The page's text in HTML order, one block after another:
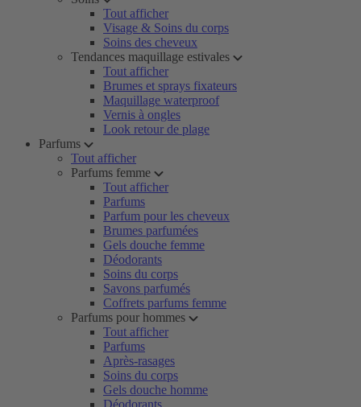
Tout afficher
Visage & Soins du corps
Soins des cheveux
Tendances maquillage estivales
Tout afficher
Brumes et sprays fixateurs
Maquillage waterproof
Vernis à ongles
Look retour de plage
Parfums
Tout afficher
Parfums femme
Tout afficher
Parfums
Parfum pour les cheveux
Brumes parfumées
Gels douche femme
Déodorants
Soins du corps
Savons parfumés
Coffrets parfums femme
Parfums pour hommes
Tout afficher
Parfums
Après-rasages
Soins du corps
Gels douche homme
Déodorants